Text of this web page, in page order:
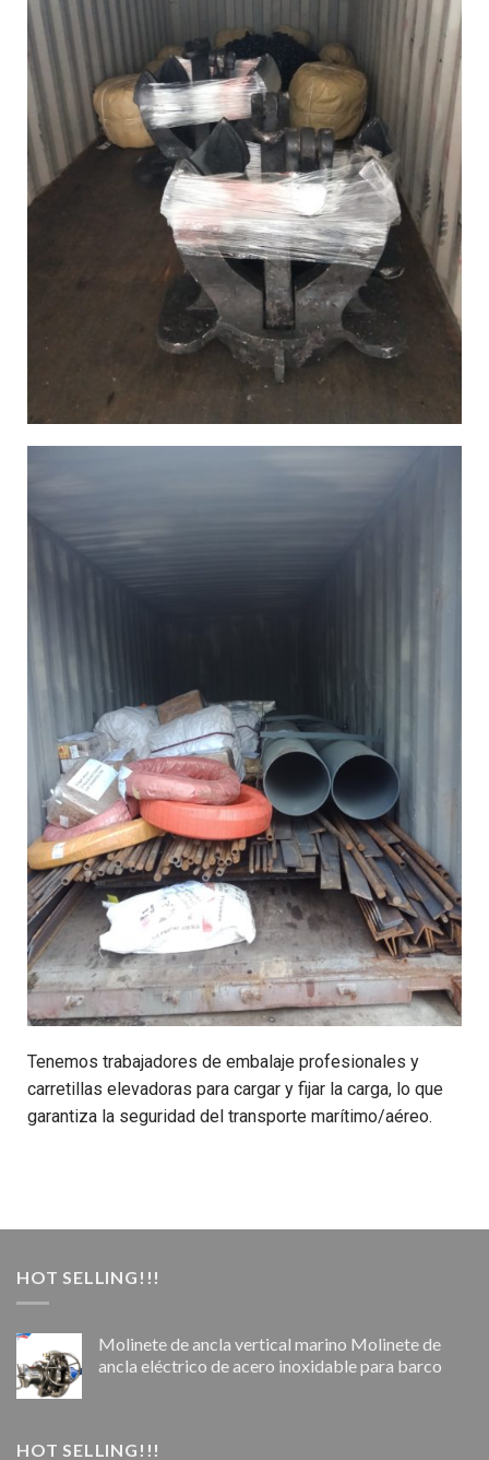
Tenemos trabajadores de embalaje profesionales y
carretillas elevadoras para cargar y fijar la carga, lo que
garantiza la seguridad del transporte marítimo/aéreo.
HOT SELLING!!!
Molinete de ancla vertical marino Molinete de
ancla eléctrico de acero inoxidable para barco
HOT SELLING!!!